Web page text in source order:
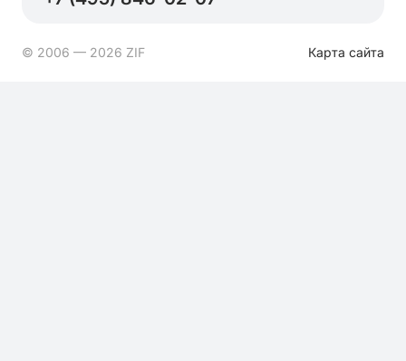
© 2006 — 2026 ZIF Карта сайта